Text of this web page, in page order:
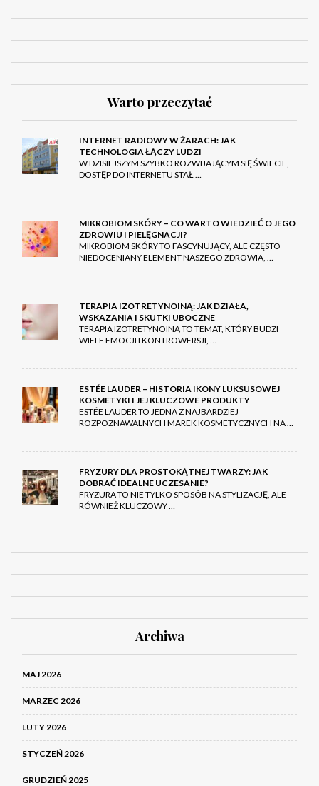
Warto przeczytać
INTERNET RADIOWY W ŻARACH: JAK
TECHNOLOGIA ŁĄCZY LUDZI
W DZISIEJSZYM SZYBKO ROZWIJAJĄCYM SIĘ ŚWIECIE,
DOSTĘP DO INTERNETU STAŁ …
MIKROBIOM SKÓRY – CO WARTO WIEDZIEĆ O JEGO
ZDROWIU I PIELĘGNACJI?
MIKROBIOM SKÓRY TO FASCYNUJĄCY, ALE CZĘSTO
NIEDOCENIANY ELEMENT NASZEGO ZDROWIA, …
TERAPIA IZOTRETYNOINĄ: JAK DZIAŁA,
WSKAZANIA I SKUTKI UBOCZNE
TERAPIA IZOTRETYNOINĄ TO TEMAT, KTÓRY BUDZI
WIELE EMOCJI I KONTROWERSJI, …
ESTÉE LAUDER – HISTORIA IKONY LUKSUSOWEJ
KOSMETYKI I JEJ KLUCZOWE PRODUKTY
ESTÉE LAUDER TO JEDNA Z NAJBARDZIEJ
ROZPOZNAWALNYCH MAREK KOSMETYCZNYCH NA …
FRYZURY DLA PROSTOKĄTNEJ TWARZY: JAK
DOBRAĆ IDEALNE UCZESANIE?
FRYZURA TO NIE TYLKO SPOSÓB NA STYLIZACJĘ, ALE
RÓWNIEŻ KLUCZOWY …
Archiwa
MAJ 2026
MARZEC 2026
LUTY 2026
STYCZEŃ 2026
GRUDZIEŃ 2025